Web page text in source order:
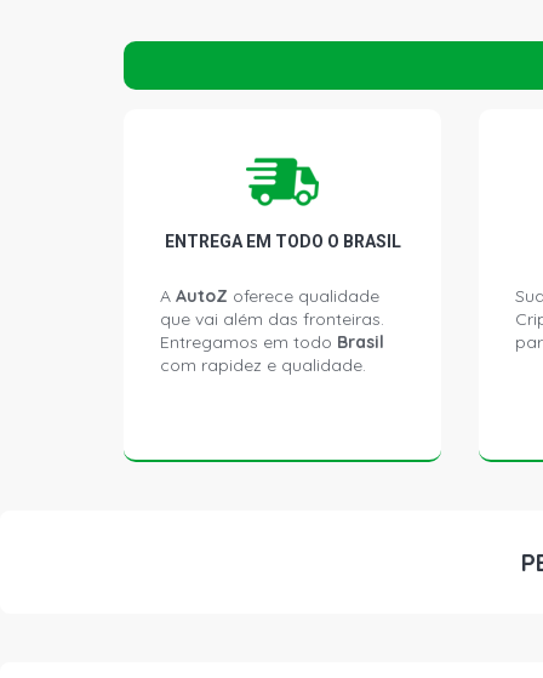
ENTREGA EM TODO O BRASIL
A AutoZ oferece qualidade
que vai além das fronteiras.
Entregamos em todo Brasil
com rapidez e qualidade.